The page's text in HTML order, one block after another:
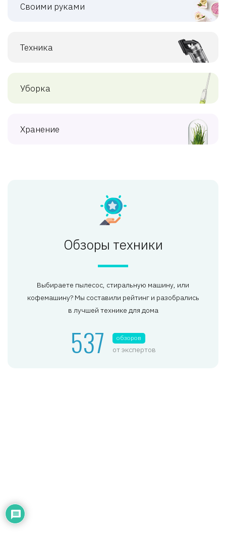
Своими руками
Техника
Уборка
Хранение
Обзоры техники
Выбираете пылесос, стиральную машину, или
кофемашину? Мы составили рейтинг и разобрались
в лучшей технике для дома
537 обзоров
от экспертов